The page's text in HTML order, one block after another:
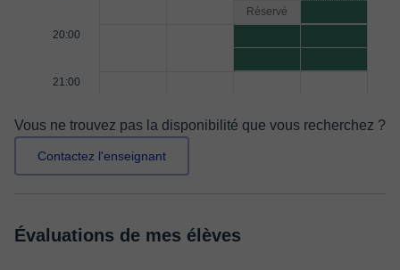
Réservé
20:00
21:00
Vous ne trouvez pas la disponibilité que vous recherchez ?
Contactez l'enseignant
Évaluations de mes élèves